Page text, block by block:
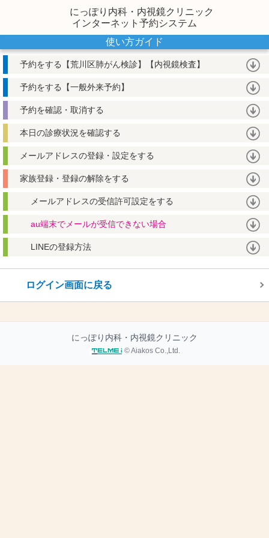
にっぽり内科・内視鏡クリニック
インターネット予約システム
使い方ガイド
予約をする【荒川区肺がん検診】【内視鏡検査】
予約をする【一般外来予約】
予約を確認・取消する
本日の診療状況を確認する
メールアドレスの登録・設定をする
家族登録・登録の解除をする
メールアドレスの受信許可設定をする
au端末でメールが受信できない場合
LINEの登録方法
ログイン画面に戻る
にっぽり内科・内視鏡クリニック
© Aiakos Co.,Ltd.